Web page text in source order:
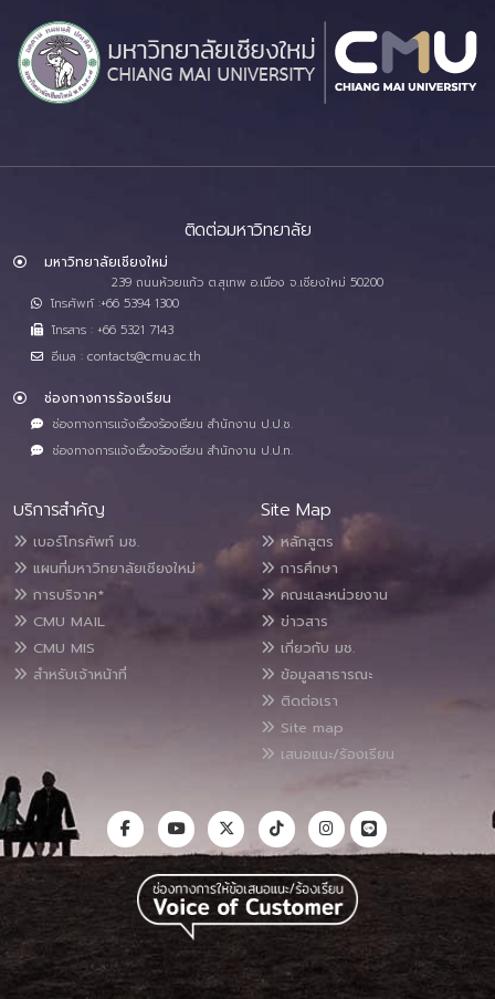
ติดต่อมหาวิทยาลัย
มหาวิทยาลัยเชียงใหม่
239 ถนนห้วยแก้ว ต.สุเทพ อ.เมือง จ.เชียงใหม่ 50200
โทรศัพท์ :+66 5394 1300
โทรสาร : +66 5321 7143
อีเมล : contacts@cmu.ac.th
ช่องทางการร้องเรียน
ช่องทางการแจ้งเรื่องร้องเรียน สำนักงาน ป.ป.ช.
ช่องทางการแจ้งเรื่องร้องเรียน สำนักงาน ป.ป.ท.
บริการสำคัญ
เบอร์โทรศัพท์ มช.
แผนที่มหาวิทยาลัยเชียงใหม่
การบริจาค*
CMU MAIL
CMU MIS
สำหรับเจ้าหน้าที่
Site Map
หลักสูตร
การศึกษา
คณะและหน่วยงาน
ข่าวสาร
เกี่ยวกับ มช.
ข้อมูลสาธารณะ
ติดต่อเรา
Site map
เสนอแนะ/ร้องเรียน